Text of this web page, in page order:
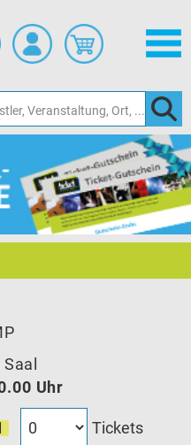
Uhr
Tickets